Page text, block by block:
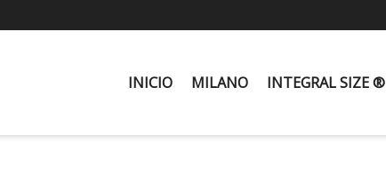
INICIO MILANO INTEGRAL SIZE ®